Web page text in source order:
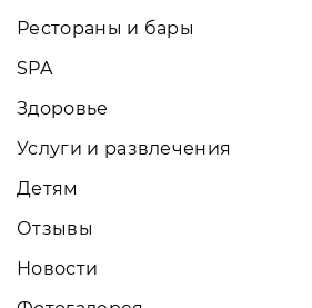
Рестораны и бары
SPA
Здоровье
Услуги и развлечения
Детям
Отзывы
Новости